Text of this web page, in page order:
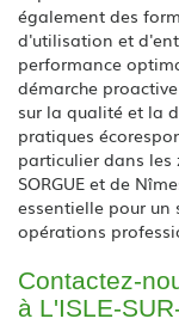
également des
d'utilisation et
performance
démarche
sur la qualité et la
pratiques
particulier dans les
SORGUE et de
essentielle pour un
opérations
Contactez-
à L'ISLE-